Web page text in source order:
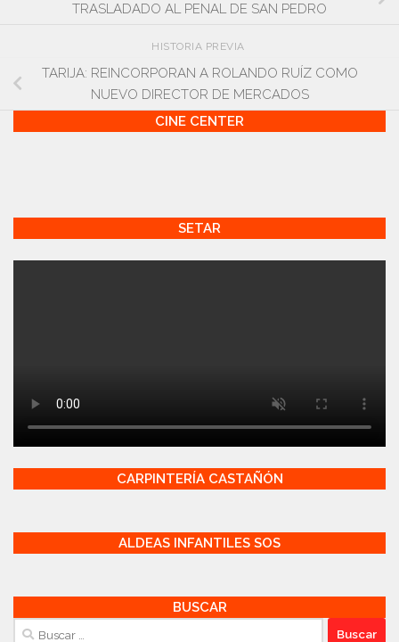
TRASLADADO AL PENAL DE SAN PEDRO
HISTORIA PREVIA
TARIJA: REINCORPORAN A ROLANDO RUÍZ COMO
NUEVO DIRECTOR DE MERCADOS
CINE CENTER
SETAR
CARPINTERÍA CASTAÑÓN
ALDEAS INFANTILES SOS
BUSCAR
Buscar: